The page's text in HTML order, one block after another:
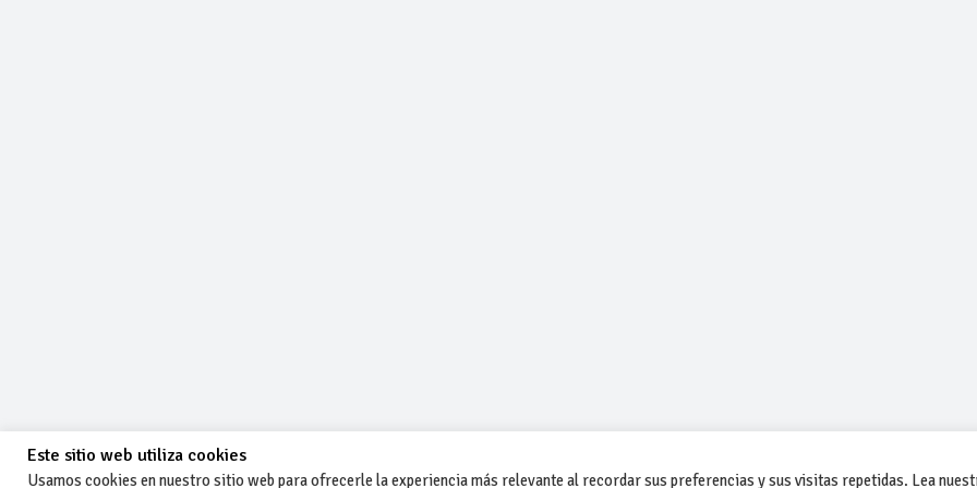
Este sitio web utiliza cookies
Usamos cookies en nuestro sitio web para ofrecerle la experiencia más relevante al recordar sus preferencias y sus visitas repetidas. Lea